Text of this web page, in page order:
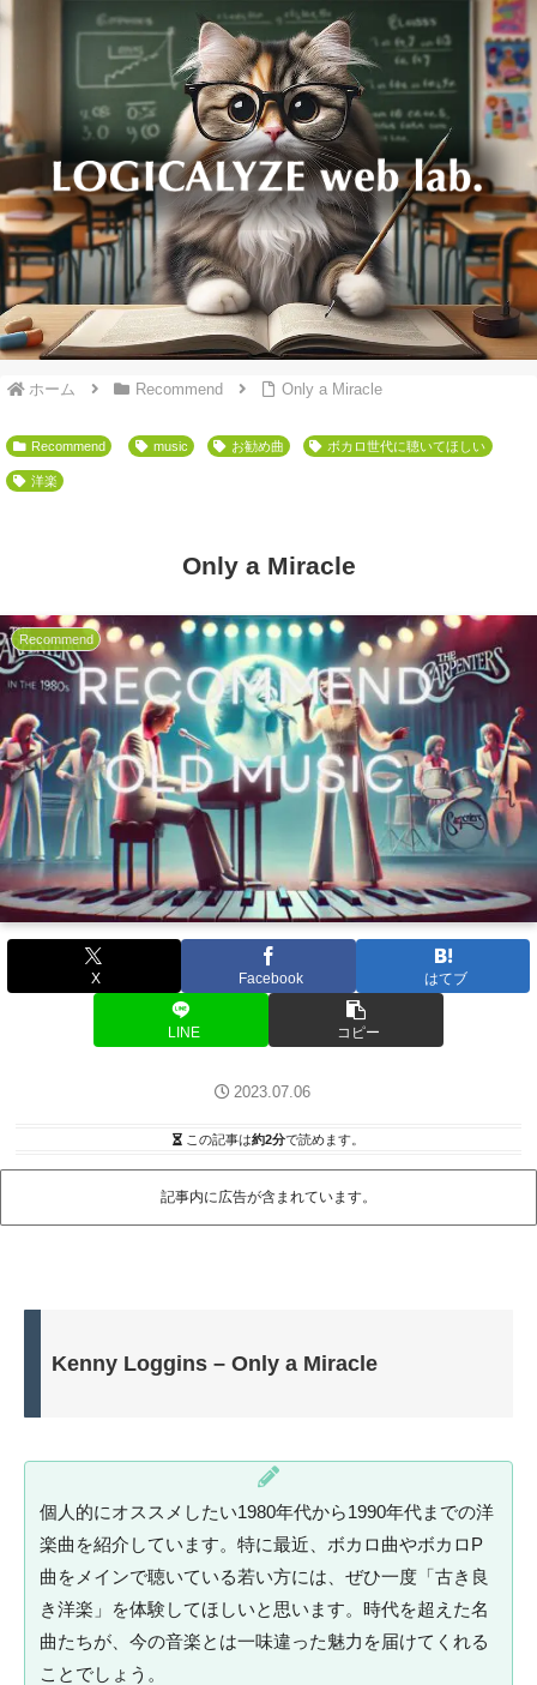
ホーム Recommend Only a Miracle
Recommend music お勧め曲 ボカロ世代に聴いてほしい
洋楽
Only a Miracle
Recommend
X Facebook はてブ
LINE コピー
2023.07.06
この記事は約2分で読めます。
記事内に広告が含まれています。
Kenny Loggins – Only a Miracle
個人的にオススメしたい1980年代から1990年代までの洋
楽曲を紹介しています。特に最近、ボカロ曲やボカロP
曲をメインで聴いている若い方には、ぜひ一度「古き良
き洋楽」を体験してほしいと思います。時代を超えた名
曲たちが、今の音楽とは一味違った魅力を届けてくれる
ことでしょう。